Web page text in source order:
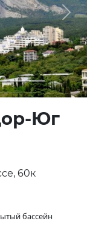
Next
Юг
60к
бассейн